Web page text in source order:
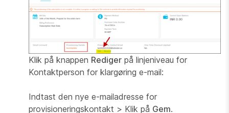
Klik på knappen Rediger på linjeniveau for
Kontaktperson for klargøring e-mail:
Indtast den nye e-mailadresse for
provisioneringskontakt > Klik på Gem.